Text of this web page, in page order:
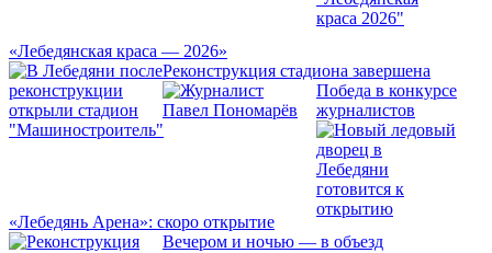
«Лебедянская краса — 2026»
Реконструкция стадиона завершена
Победа в конкурсе
журналистов
«Лебедянь Арена»: скоро открытие
Вечером и ночью — в объезд